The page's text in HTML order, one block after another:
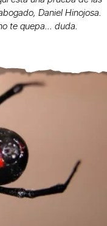
Daniel Hinojosa.
te quepa... duda.